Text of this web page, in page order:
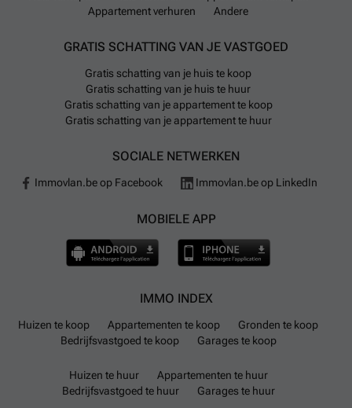
Appartement verhuren
Andere
GRATIS SCHATTING VAN JE VASTGOED
Gratis schatting van je huis te koop
Gratis schatting van je huis te huur
Gratis schatting van je appartement te koop
Gratis schatting van je appartement te huur
SOCIALE NETWERKEN
Immovlan.be op Facebook Immovlan.be op LinkedIn
MOBIELE APP
IMMO INDEX
Huizen te koop Appartementen te koop
Gronden te koop
Bedrijfsvastgoed te koop
Garages te koop
Huizen te huur
Appartementen te huur
Bedrijfsvastgoed te huur
Garages te huur